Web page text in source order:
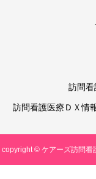
訪問
訪問看護医療ＤＸ情
copyright © ケアーズ訪問看